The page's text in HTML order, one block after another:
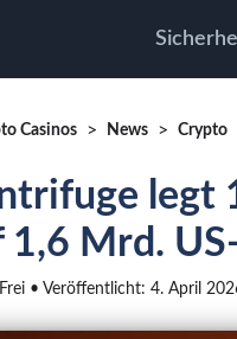
Casinos News Crypto
legt
1,6 Mrd.
• Veröffentlicht: 4. April